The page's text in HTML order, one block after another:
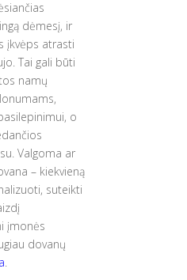
dėmesį, ir
įkvėps atrasti
Tai gali būti
namų
o
Valgoma ar
– kiekvieną
suteikti
įmonės
dovanų
.